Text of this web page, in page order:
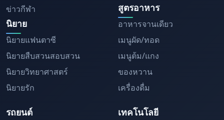
ข่าวกีฬา
นิยาย
นิยายแฟนตาซี
นิยายสืบสวนสอบสวน
นิยายวิทยาศาสตร์
นิยายรัก
สูตรอาหาร
อาหารจานเดียว
เมนูผัด/ทอด
เมนูต้ม/แกง
ของหวาน
เครื่องดื่ม
รถยนต์ เทคโนโลยี